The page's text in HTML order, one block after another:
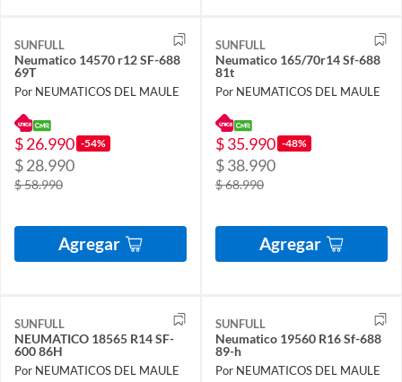
SUNFULL
Neumatico 14570 r12 SF-688
69T
Por NEUMATICOS DEL MAULE
$ 26.990 -54%
$ 28.990
$ 58.990
Agregar
SUNFULL
Neumatico 165/70r14 Sf-688
81t
Por NEUMATICOS DEL MAULE
$ 35.990 -48%
$ 38.990
$ 68.990
Agregar
SUNFULL
NEUMATICO 18565 R14 SF-
600 86H
Por NEUMATICOS DEL MAULE
SUNFULL
Neumatico 19560 R16 Sf-688
89-h
Por NEUMATICOS DEL MAULE